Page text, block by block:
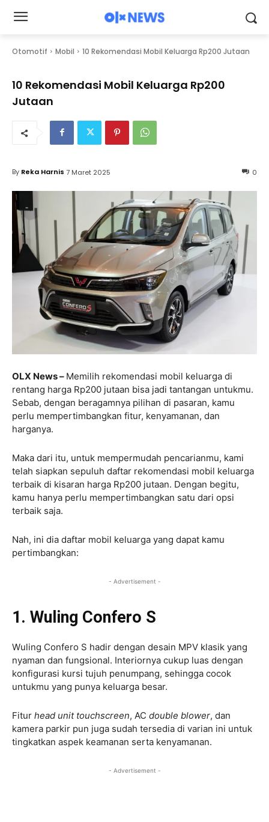
Otomotif Mobil 10 Rekomendasi Mobil Keluarga Rp200 Jutaan
10 Rekomendasi Mobil Keluarga Rp200
Jutaan
0
By Reka Harnis 7 Maret 2025
OLX News – Memilih rekomendasi mobil keluarga di
rentang harga Rp200 jutaan bisa jadi tantangan untukmu.
Sebab, dengan beragamnya pilihan di pasaran, kamu
perlu mempertimbangkan fitur, kenyamanan, dan
harganya.
Maka dari itu, untuk mempermudah pencarianmu, kami
telah siapkan sepuluh daftar rekomendasi mobil keluarga
terbaik di kisaran harga Rp200 jutaan. Dengan begitu,
kamu hanya perlu mempertimbangkan satu dari opsi
terbaik saja.
Nah, ini dia daftar mobil keluarga yang dapat kamu
pertimbangkan:
- Advertisement -
1. Wuling Confero S
Wuling Confero S hadir dengan desain MPV klasik yang
nyaman dan fungsional. Interiornya cukup luas dengan
konfigurasi kursi tujuh penumpang, sehingga cocok
untukmu yang punya keluarga besar.
Fitur head unit touchscreen, AC double blower, dan
kamera parkir pun juga sudah tersedia di varian ini untuk
tingkatkan aspek keamanan serta kenyamanan.
- Advertisement -